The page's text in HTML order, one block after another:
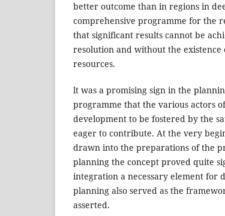
better outcome than in regions in
comprehensive programme for the
that significant results cannot be
resolution and without the
resources.
lt was a promising sign in the
programme that the various actors
development to be fostered by the
eager to contribute. At the very
drawn into the preparations of the
planning the concept proved quite
integration a necessary element for
planning also served as the
asserted.